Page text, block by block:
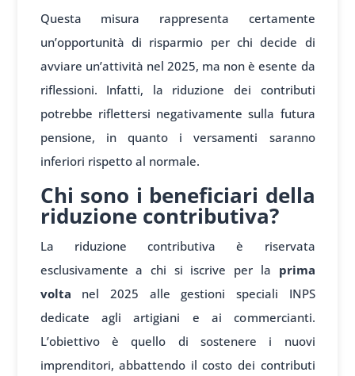
Questa misura rappresenta certamente
un’opportunità di risparmio per chi decide di
avviare un’attività nel 2025, ma non è esente da
riflessioni. Infatti, la riduzione dei contributi
potrebbe riflettersi negativamente sulla futura
pensione, in quanto i versamenti saranno
inferiori rispetto al normale.
Chi sono i beneficiari della
riduzione contributiva?
La riduzione contributiva è riservata
esclusivamente a chi si iscrive per la prima
volta nel 2025 alle gestioni speciali INPS
dedicate agli artigiani e ai commercianti.
L’obiettivo è quello di sostenere i nuovi
imprenditori, abbattendo il costo dei contributi